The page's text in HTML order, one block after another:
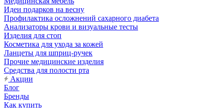
Идеи подарков на весну
Профилактика осложнений сахарного диабета
Анализаторы крови и визуальные тесты
Изделия для стоп
Косметика для ухода за кожей
Ланцеты для шприц-ручек
Прочие медицинские изделия
Средства для полости рта
Акции
Блог
Бренды
Как купить